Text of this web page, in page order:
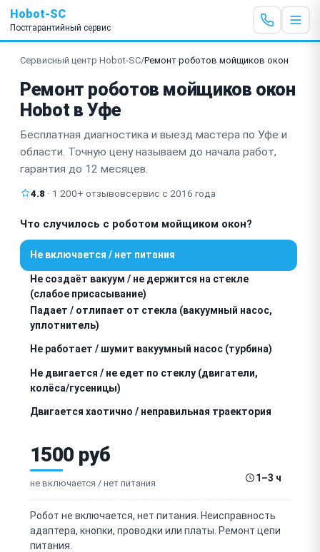
Hobot-SC
Постгарантийный сервис
Сервисный центр Hobot-SC/Ремонт роботов мойщиков окон
Ремонт роботов мойщиков окон
Hobot в Уфе
Бесплатная диагностика и выезд мастера по Уфе и
области. Точную цену называем до начала работ,
гарантия до 12 месяцев.
4.8 · 1 200+ отзывовсервис с 2016 года
Что случилось с роботом мойщиком окон?
Не включается / нет питания
Не создаёт вакуум / не держится на стекле
(слабое присасывание)
Падает / отлипает от стекла (вакуумный насос,
уплотнитель)
Не работает / шумит вакуумный насос (турбина)
Не двигается / не едет по стеклу (двигатели,
колёса/гусеницы)
Двигается хаотично / неправильная траектория
(датчики края)
Не распыляет / не подаёт моющую жидкость
(форсунки, насос)
Плохо моет / оставляет разводы (салфетки,
прижим)
Износ / загрязнение микрофибровых салфеток
1500 руб
не включается / нет питания 1–3 ч
Робот не включается, нет питания. Неисправность
адаптера, кнопки, проводки или платы. Ремонт цепи
питания.